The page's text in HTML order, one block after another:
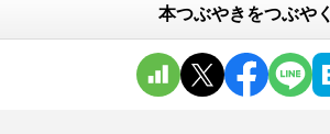
本つぶやきをつぶやく